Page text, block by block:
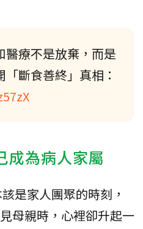
醫療不是放棄，而是
斷食善終」真相：
成為病人家屬
是家人團聚的時刻，
母親時，心裡卻升起一